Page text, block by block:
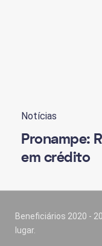
Notícias
Pronampe:
em crédito
Beneficiários 2020 -
lugar.